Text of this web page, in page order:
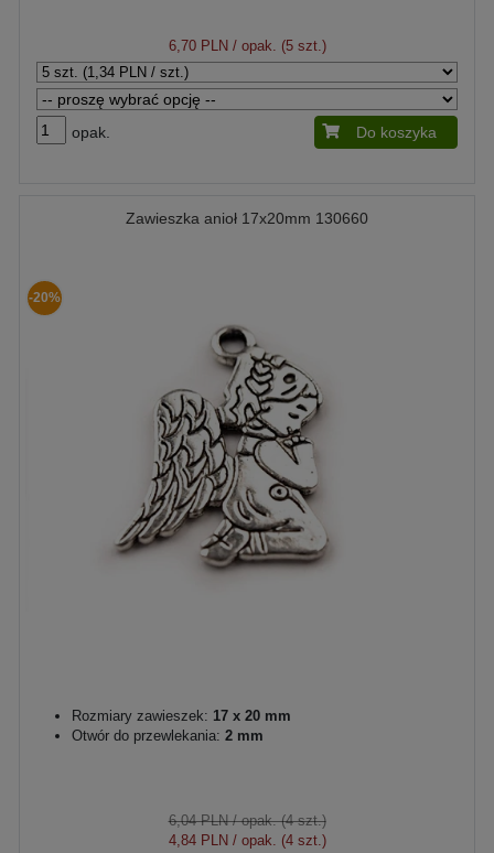
6,70 PLN / opak. (5 szt.)
opak. Do koszyka
Zawieszka anioł 17x20mm 130660
-20%
Rozmiary zawieszek: 17 x 20 mm
Otwór do przewlekania: 2 mm
6,04 PLN/ opak. (4 szt.)
4,84 PLN/ opak. (4 szt.)